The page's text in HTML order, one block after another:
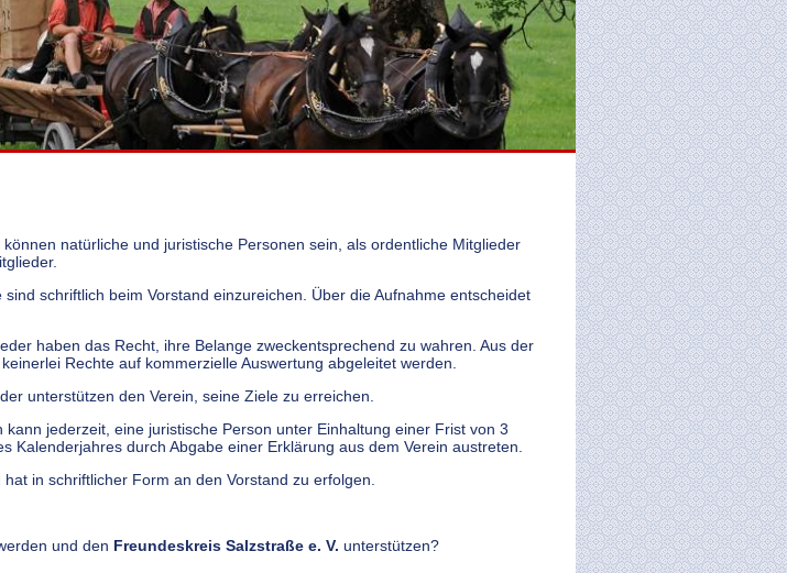
natürliche und juristische Personen sein, als ordentliche Mitglieder
sind schriftlich beim Vorstand einzureichen. Über die Aufnahme entscheidet
haben das Recht, ihre Belange zweckentsprechend zu wahren. Aus der
Rechte auf kommerzielle Auswertung abgeleitet werden.
unterstützen den Verein, seine Ziele zu erreichen.
kann jederzeit, eine juristische Person unter Einhaltung einer Frist von 3
Kalenderjahres durch Abgabe einer Erklärung aus dem Verein austreten.
hat in schriftlicher Form an den Vorstand zu erfolgen.
und den Freundeskreis Salzstraße e. V. unterstützen?